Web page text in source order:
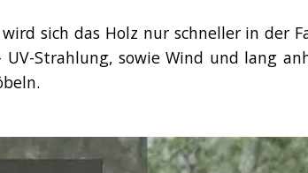
sich das Holz nur schneller in der
Strahlung, sowie Wind und lang